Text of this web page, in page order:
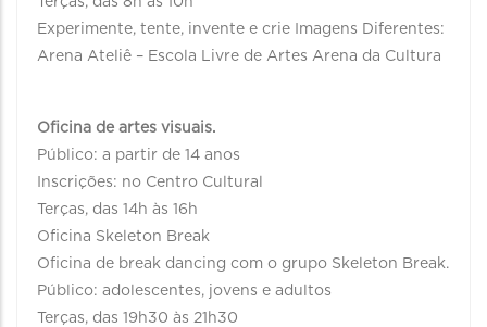
Experimente, tente, invente e crie Imagens Diferentes:
Arena Ateliê – Escola Livre de Artes Arena da Cultura
Oficina de artes visuais.
Público: a partir de 14 anos
Inscrições: no Centro Cultural
Terças, das 14h às 16h
Oficina Skeleton Break
Oficina de break dancing com o grupo Skeleton Break.
Público: adolescentes, jovens e adultos
Terças, das 19h30 às 21h30